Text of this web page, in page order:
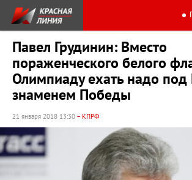
Павел Грудинин: Вместо
пораженческого белого
Олимпиаду ехать надо
знаменем Победы
21 января 2018 13:30 – КПРФ